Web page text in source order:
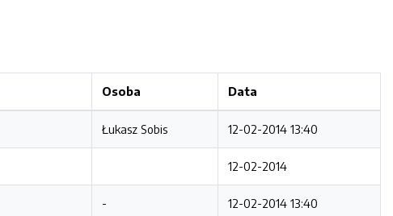
Osoba Data
Łukasz Sobis 12-02-2014 13:40
12-02-2014
- 12-02-2014 13:40